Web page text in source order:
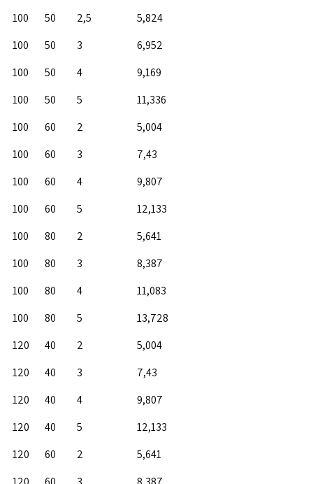
100 50 2,5
5,824
100
50 3
6,952
100
50 4
9,169
100
50 5
11,336
100
60 2
5,004
100
60 3
7,43
100
60 4
9,807
100
60 5
12,133
100
80 2
5,641
100
80 3
8,387
100
80 4
11,083
100
80 5
13,728
120
40 2
5,004
120
40 3
7,43
120
40 4
9,807
120
40 5
12,133
120
60 2
5,641